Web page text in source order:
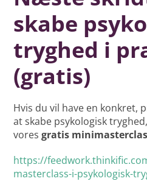
skabe
tryghed i
(gratis)
Hvis du vil have en konkret,
at skabe psykologisk
voresgratis
https://
masterclass-i-psykologisk-